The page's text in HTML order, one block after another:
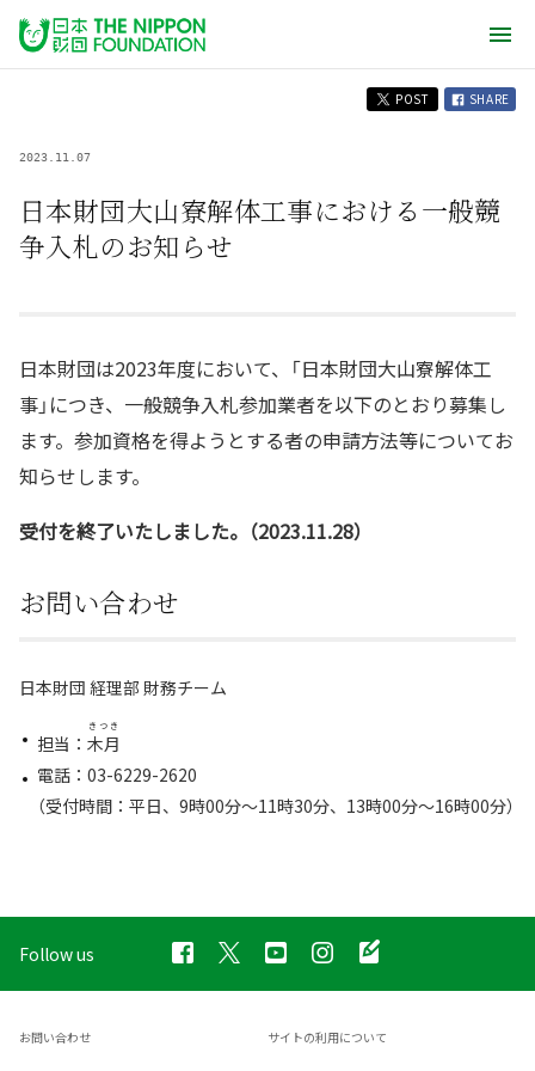
POST SHARE
2023.11.07
日本財団大山寮解体工事における一般競
争入札のお知らせ
日本財団は2023年度において、「日本財団大山寮解体工
事」につき、一般競争入札参加業者を以下のとおり募集し
ます。参加資格を得ようとする者の申請方法等についてお
知らせします。
受付を終了いたしました。（2023.11.28）
お問い合わせ
日本財団 経理部 財務チーム
担当： 木月
きつき
電話：03-6229-2620
（受付時間：平日、9時00分～11時30分、13時00分～16時00分）
Follow us
お問い合わせ サイトの利用について